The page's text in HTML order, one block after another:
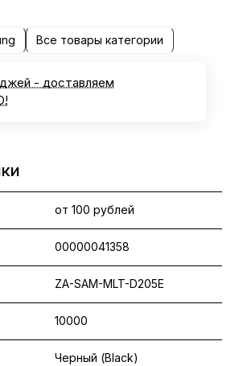
Все товары категории
- доставляем
от 100 рублей
00000041358
ZA-SAM-MLT-D205E
10000
Черный (Black)